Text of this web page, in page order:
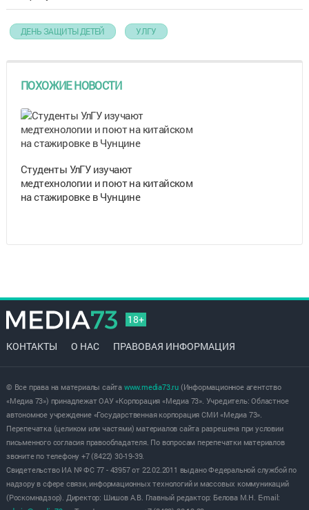
ДЕНЬ ЗАЩИТЫ ДЕТЕЙ УЛГУ
ПОХОЖИЕ НОВОСТИ
Студенты УлГУ изучают
медтехнологии и поют на китайском
на стажировке в Чунцине
18+
КОНТАКТЫ О НАС ПРАВОВАЯ ИНФОРМАЦИЯ
© Все права на материалы сайта www.media73.ru(Информационное агентство
«Медиа 73») принадлежат ОАУ «Корпорация «Медиа 73». Учредитель: Областное
автономное учреждение «Государственная корпорация СМИ «Медиа 73».
Перепечатка (целиком или частями) материалов сайта разрешена при условии
письменного согласия правообладателя. По вопросам перепечатки материалов
звоните по телефону +7 (8422) 30-19-39.
Свидетельство ИА № ФС 77 - 43957 от 22.02.2011 выдано Федеральной службой по
надзору в сфере связи, информационных технологий и массовых коммуникаций
(Роскомнадзор). Директор: Шишов А.В. Главный редактор: Белова М.Н. E-mail: